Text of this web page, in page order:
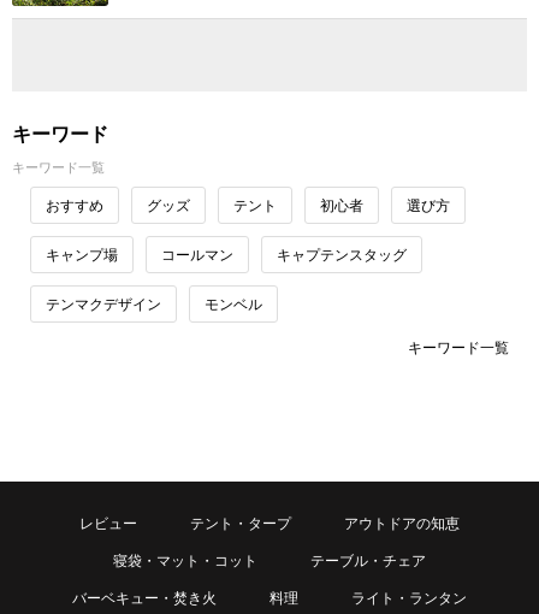
キーワード
キーワード一覧
おすすめ グッズ テント 初心者 選び方
キャンプ場 コールマン キャプテンスタッグ
テンマクデザイン モンベル
キーワード一覧
レビュー テント・タープ アウトドアの知恵
寝袋・マット・コット テーブル・チェア
バーベキュー・焚き火 料理 ライト・ランタン